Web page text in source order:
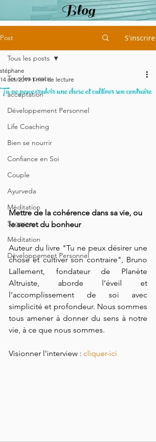
Blog
Post S'inscrire
Tous les posts
acceptation
Développement Personnel
Life Coaching
Bien se nourrir
Confiance en Soi
Couple
Ayurveda
Méditation
Sagesse
Méditation
Développement Personnel
Tous les posts
Tu ne peux vouloir une chose et cultiver son contraire
stéphane
14 oct. 2019 1 min de lecture
Mettre de la cohérence dans sa vie, ou
le secret du bonheur
Auteur du livre "Tu ne peux désirer une
chose et cultiver son contraire", Bruno
Lallement, fondateur de Planète
Altruiste, aborde l’éveil et
l’accomplissement de soi avec
simplicité et profondeur. Nous sommes
tous amener à donner du sens à notre
vie, à ce que nous sommes.
Visionner l'interview : cliquer-ici